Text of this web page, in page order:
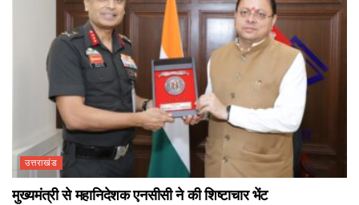
उत्तराखंड
मुख्यमंत्री से महानिदेशक एनसीसी ने की शिष्टाचार भेंट